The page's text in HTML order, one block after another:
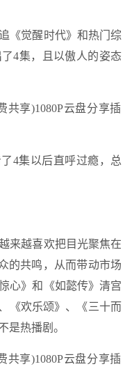
《觉醒时代》和热门综
4集，且以傲人的姿态
4集以后直呼过瘾，总
来越喜欢把目光聚焦在
的共鸣，从而带动市场
心》和《如懿传》清宫
《欢乐颂》、《三十而
是热播剧。